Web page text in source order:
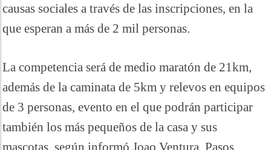
causas sociales a través de las inscripciones, en la
que esperan a más de 2 mil personas.
La competencia será de medio maratón de 21km,
además de la caminata de 5km y relevos en equipos
de 3 personas, evento en el que podrán participar
también los más pequeños de la casa y sus
mascotas, según informó Joao Ventura Pasos